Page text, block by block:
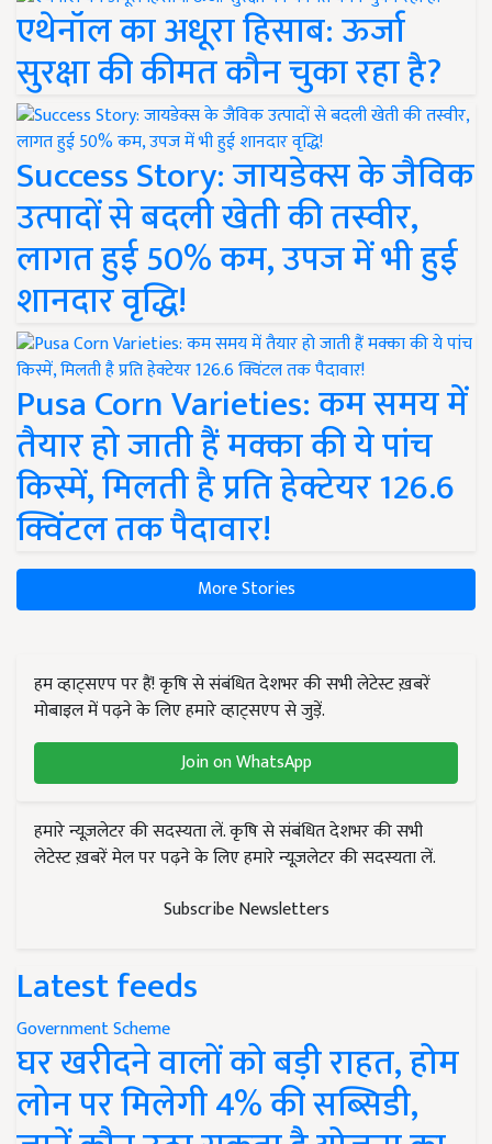
एथेनॉल का अधूरा हिसाब: ऊर्जा
सुरक्षा की कीमत कौन चुका रहा है?
Success Story: जायडेक्स के जैविक
उत्पादों से बदली खेती की तस्वीर,
लागत हुई 50% कम, उपज में भी हुई
शानदार वृद्धि!
Pusa Corn Varieties: कम समय में
तैयार हो जाती हैं मक्का की ये पांच
किस्में, मिलती है प्रति हेक्टेयर 126.6
क्विंटल तक पैदावार!
More Stories
हम व्हाट्सएप पर हैं! कृषि से संबंधित देशभर की सभी लेटेस्ट ख़बरें
मोबाइल में पढ़ने के लिए हमारे व्हाट्सएप से जुड़ें.
Join on WhatsApp
हमारे न्यूज़लेटर की सदस्यता लें. कृषि से संबंधित देशभर की सभी
लेटेस्ट ख़बरें मेल पर पढ़ने के लिए हमारे न्यूज़लेटर की सदस्यता लें.
Subscribe Newsletters
Latest feeds
Government Scheme
घर खरीदने वालों को बड़ी राहत, होम
लोन पर मिलेगी 4% की सब्सिडी,